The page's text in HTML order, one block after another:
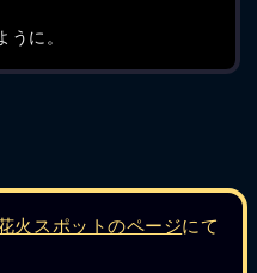
うに。
火スポットのページにて